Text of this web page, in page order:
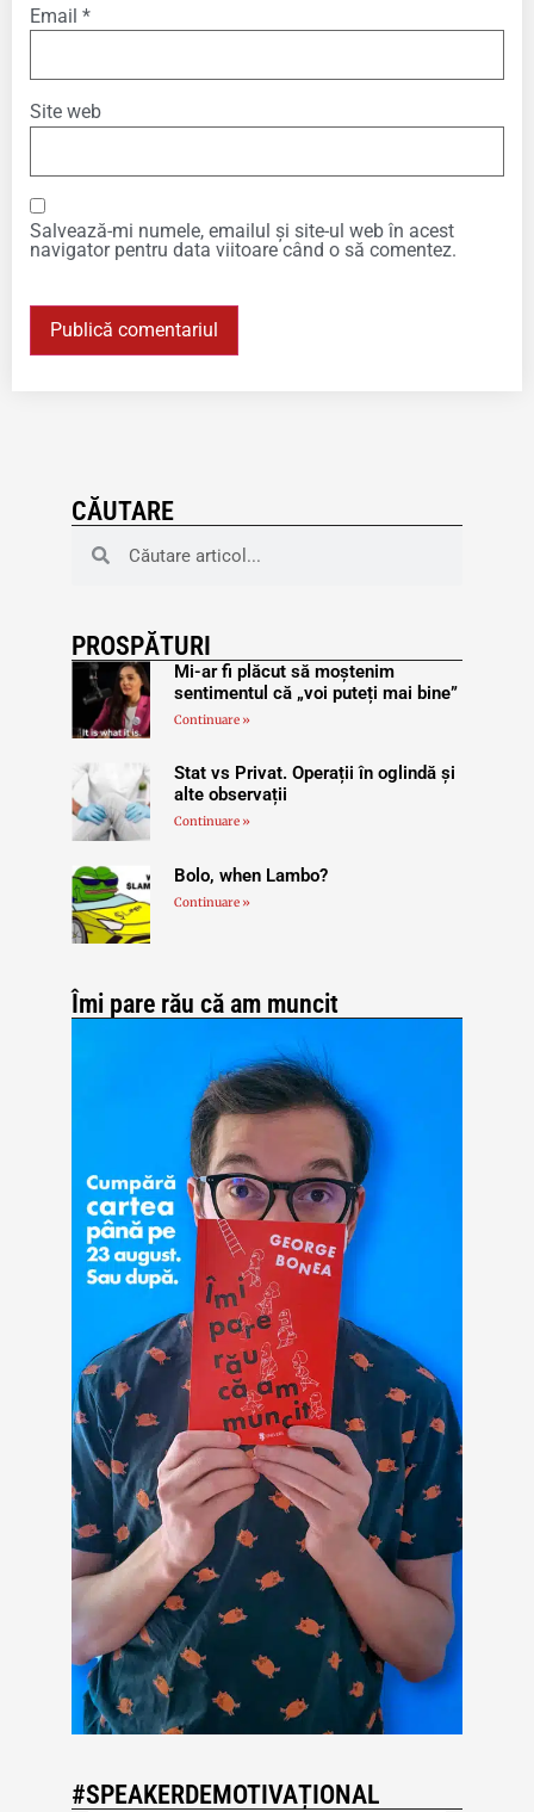
Email *
Site web
Salvează-mi numele, emailul și site-ul web în acest
navigator pentru data viitoare când o să comentez.
CĂUTARE
PROSPĂTURI
Mi-ar fi plăcut să moștenim
sentimentul că „voi puteți mai bine”
Continuare »
Stat vs Privat. Operații în oglindă și
alte observații
Continuare »
Bolo, when Lambo?
Continuare »
Îmi pare rău că am muncit
#SPEAKERDEMOTIVAȚIONAL